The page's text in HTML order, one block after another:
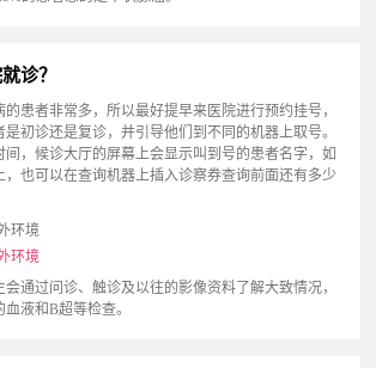
诊？
患者非常多，所以最好提早来医院进行预约挂号，
初诊还是复诊，并引导他们到不同的机器上取号。
，候诊大厅的屏幕上会显示叫到号的患者名字，如
，也可以在查询机器上插入诊察券查询前面还有多少
环境
通过问诊、触诊及以往的影像资料了解大致情况，
液和B超等检查。